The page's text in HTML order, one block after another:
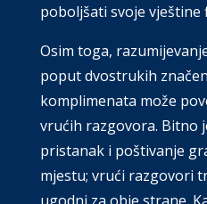
poboljšati svoje vještine
Osim toga,
poput dvostrukih
komplimenata može
vrućih razgovora. Bitno
pristanak i poštivanje
mjestu; vrući razgovori
ugodni za obje strane.